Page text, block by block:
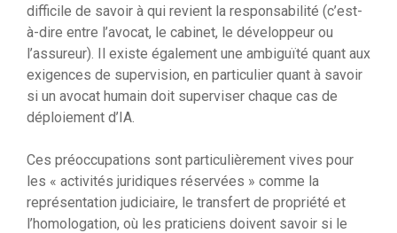
difficile de savoir à qui revient la responsabilité (c’est-
à-dire entre l’avocat, le cabinet, le développeur ou
l’assureur). Il existe également une ambiguïté quant aux
exigences de supervision, en particulier quant à savoir
si un avocat humain doit superviser chaque cas de
déploiement d’IA.
Ces préoccupations sont particulièrement vives pour
les « activités juridiques réservées » comme la
représentation judiciaire, le transfert de propriété et
l’homologation, où les praticiens doivent savoir si le